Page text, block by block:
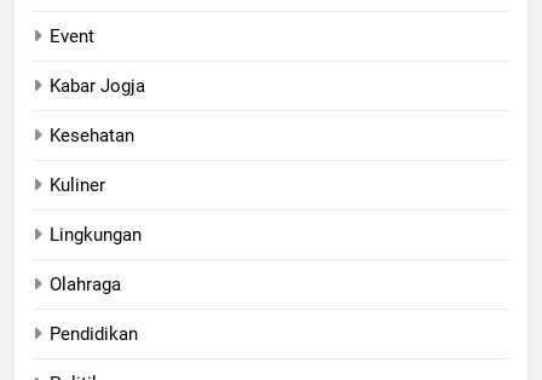
Event
Kabar Jogja
Kesehatan
Kuliner
Lingkungan
Olahraga
Pendidikan